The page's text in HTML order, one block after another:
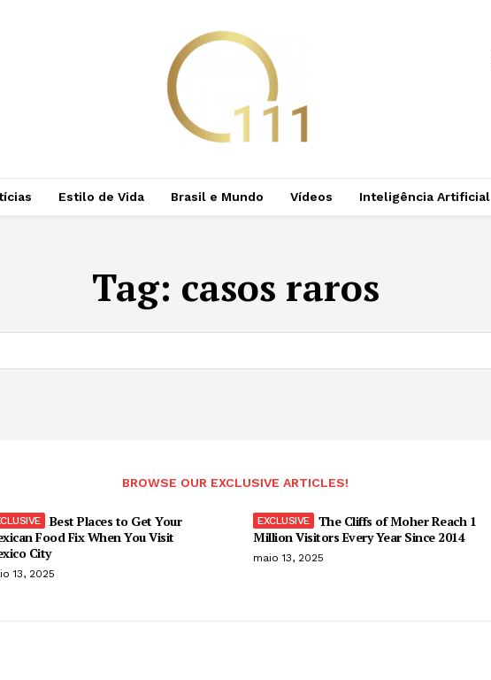
Estilo de Vida Brasil e Mundo Vídeos Inteligência Artificial
Tag: casos raros
BROWSE OUR EXCLUSIVE ARTICLES!
Best Places to Get Your
Food Fix When You Visit
City
13, 2025
The Cliffs of Moher Reach 1
Million Visitors Every Year Since 2014
maio 13, 2025